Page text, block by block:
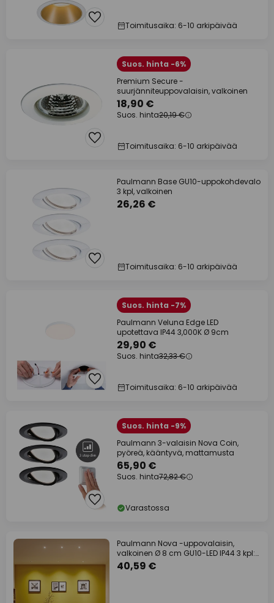
Toimitusaika: 6-10 arkipäivää
Suos. hinta -6%
Premium Secure -
suurjänniteuppovalaisin, valkoinen
18,90 €
Suos. hinta20,19 €
Toimitusaika: 6-10 arkipäivää
Paulmann Base GU10-uppokohdevalo
3 kpl, valkoinen
26,26 €
Toimitusaika: 6-10 arkipäivää
Suos. hinta -7%
Paulmann Veluna Edge LED
upotettava IP44 3,000K Ø 9cm
29,90 €
Suos. hinta32,33 €
Toimitusaika: 6-10 arkipäivää
Suos. hinta -9%
Paulmann 3-valaisin Nova Coin,
pyöreä, kääntyvä, mattamusta
65,90 €
Suos. hinta72,82 €
Varastossa
Paulmann Nova -uppovalaisin,
valkoinen Ø 8 cm GU10-LED IP44 3 kpl:n
sarja
40,59 €